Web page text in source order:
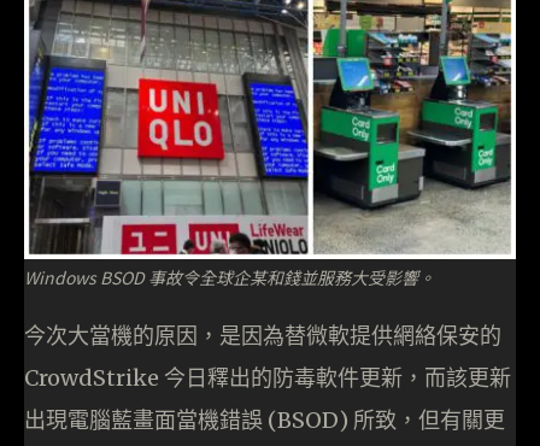
Windows BSOD 事故令全球企某和錢並服務大受影響。
今次大當機的原因，是因為替微軟提供網絡保安的
CrowdStrike 今日釋出的防毒軟件更新，而該更新
出現電腦藍畫面當機錯誤 (BSOD) 所致，但有關更